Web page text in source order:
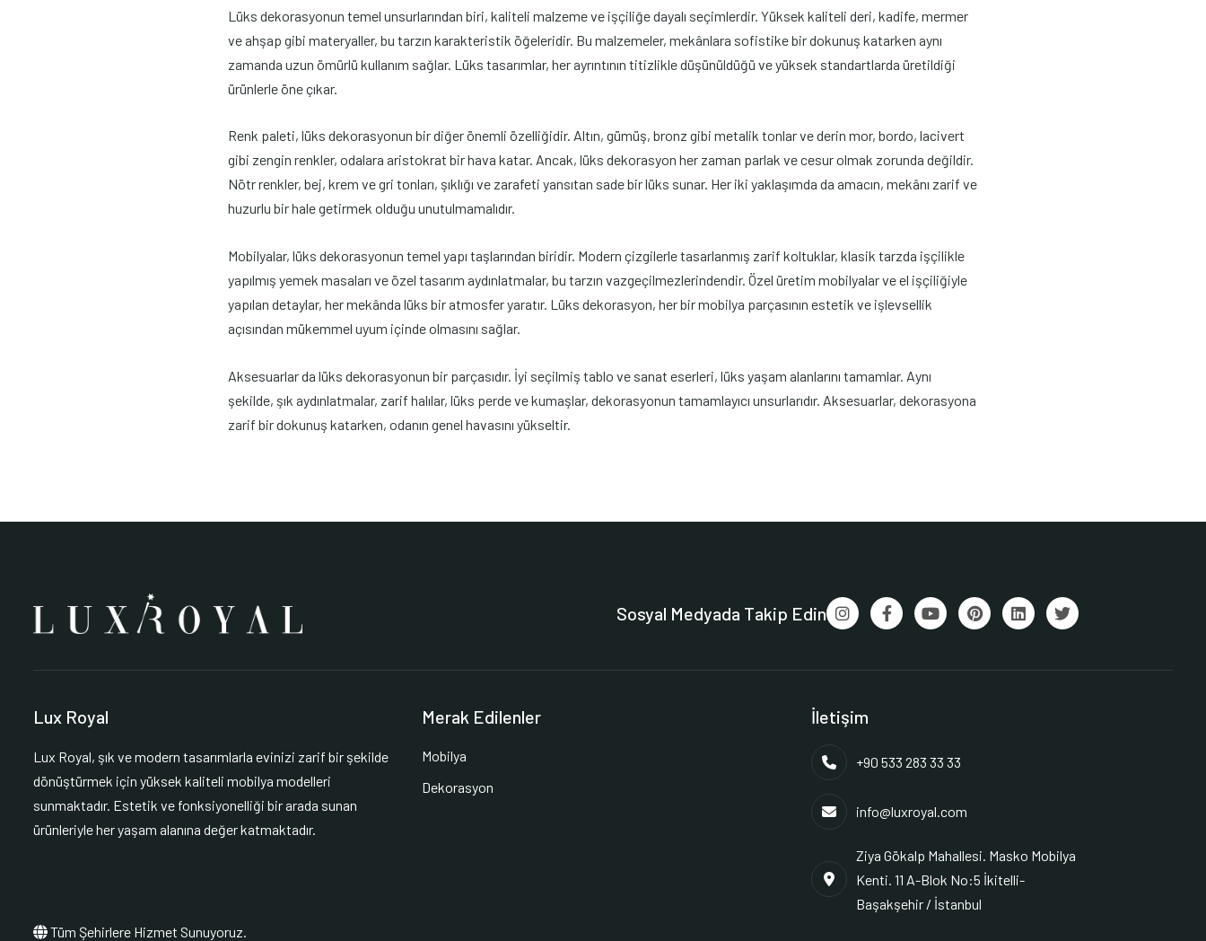
Lüks dekorasyonun temel unsurlarından biri, kaliteli malzeme ve işçiliğe dayalı seçimlerdir. Yüksek kaliteli deri, kadife, mermer
ve ahşap gibi materyaller, bu tarzın karakteristik öğeleridir. Bu malzemeler, mekânlara sofistike bir dokunuş katarken aynı
zamanda uzun ömürlü kullanım sağlar. Lüks tasarımlar, her ayrıntının titizlikle düşünüldüğü ve yüksek standartlarda üretildiği
ürünlerle öne çıkar.
Renk paleti, lüks dekorasyonun bir diğer önemli özelliğidir. Altın, gümüş, bronz gibi metalik tonlar ve derin mor, bordo, lacivert
gibi zengin renkler, odalara aristokrat bir hava katar. Ancak, lüks dekorasyon her zaman parlak ve cesur olmak zorunda değildir.
Nötr renkler, bej, krem ve gri tonları, şıklığı ve zarafeti yansıtan sade bir lüks sunar. Her iki yaklaşımda da amacın, mekânı zarif ve
huzurlu bir hale getirmek olduğu unutulmamalıdır.
Mobilyalar, lüks dekorasyonun temel yapı taşlarından biridir. Modern çizgilerle tasarlanmış zarif koltuklar, klasik tarzda işçilikle
yapılmış yemek masaları ve özel tasarım aydınlatmalar, bu tarzın vazgeçilmezlerindendir. Özel üretim mobilyalar ve el işçiliğiyle
yapılan detaylar, her mekânda lüks bir atmosfer yaratır. Lüks dekorasyon, her bir mobilya parçasının estetik ve işlevsellik
açısından mükemmel uyum içinde olmasını sağlar.
Aksesuarlar da lüks dekorasyonun bir parçasıdır. İyi seçilmiş tablo ve sanat eserleri, lüks yaşam alanlarını tamamlar. Aynı
şekilde, şık aydınlatmalar, zarif halılar, lüks perde ve kumaşlar, dekorasyonun tamamlayıcı unsurlarıdır. Aksesuarlar, dekorasyona
zarif bir dokunuş katarken, odanın genel havasını yükseltir.
Sosyal Medyada Takip Edin
Lux Royal
Lux Royal, şık ve modern tasarımlarla evinizi zarif bir şekilde
dönüştürmek için yüksek kaliteli mobilya modelleri
sunmaktadır. Estetik ve fonksiyonelliği bir arada sunan
ürünleriyle her yaşam alanına değer katmaktadır.
Tüm Şehirlere Hizmet Sunuyoruz.
Merak Edilenler
Mobilya
Dekorasyon
İletişim
+90 533 283 33 33
info@luxroyal.com
Ziya Gökalp Mahallesi. Masko Mobilya
Kenti. 11 A-Blok No:5 İkitelli-
Başakşehir / İstanbul